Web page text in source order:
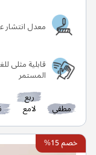
معدل انتشار
قابلية مثلى
المستمر
مطفي
ربع
لامع
خصم 15%